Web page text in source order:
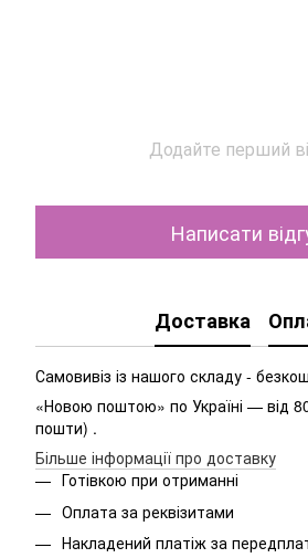
Додайте перший
Написати
Доставка
Самовивіз із нашого складу -
«Новою поштою» по Україні — від
пошти) .
Більше інформації про доставку
Готівкою при отриманні
Оплата за реквізитами
Накладений платіж за